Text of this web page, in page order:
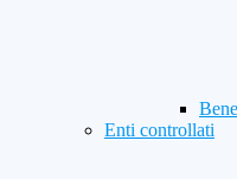
Enti controllati